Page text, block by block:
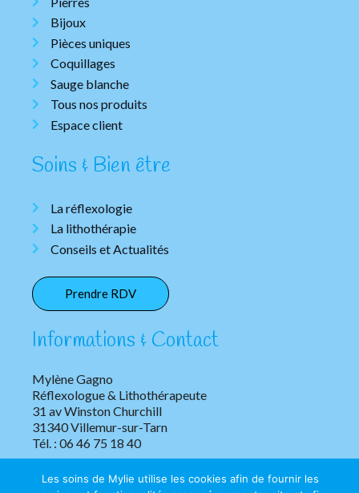
Bijoux
Pièces uniques
Coquillages
Sauge blanche
Tous nos produits
Espace client
Soins & Bien être
La réflexologie
La lithothérapie
Conseils et Actualités
Prendre RDV
Informations & Contact
Mylène Gagno
Réflexologue & Lithothérapeute
31 av Winston Churchill
31340 Villemur-sur-Tarn
Tél. : 06 46 75 18 40
Les soins de Mylie utilise les cookies afin de fournir les